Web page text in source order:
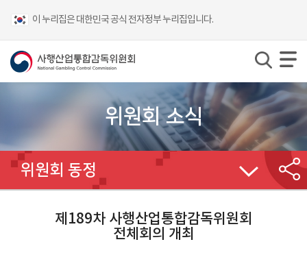
이 누리집은 대한민국 공식 전자정부 누리집입니다.
위원회 소식
위원회 동정
제189차 사행산업통합감독위원회
전체회의 개최